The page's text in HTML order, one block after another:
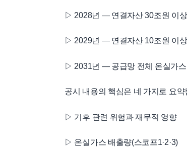
▷ 2028년 — 연결자산 30조원 이상
▷ 2029년 — 연결자산 10조원 이
▷ 2031년 — 공급망 전체 온실가
공시 내용의 핵심은 네 가지로 요약
▷ 기후 관련 위험과 재무적 영향
▷ 온실가스 배출량(스코프1·2·3)